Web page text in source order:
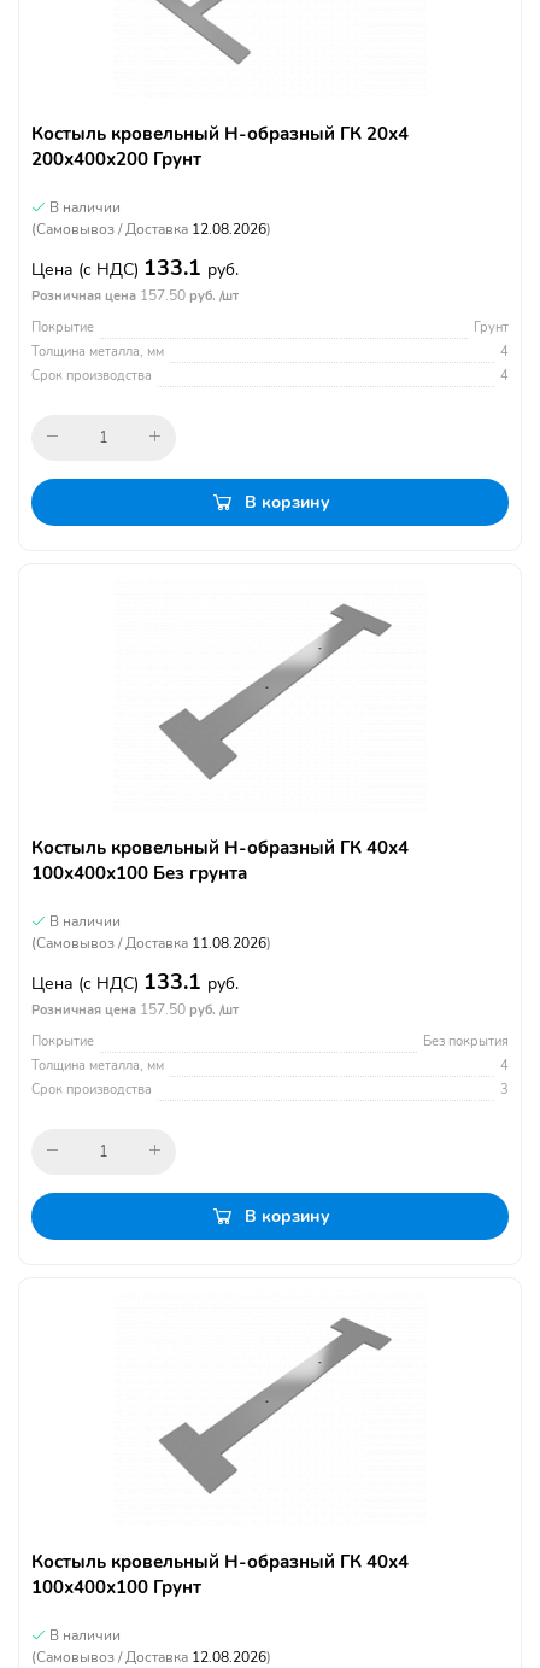
Костыль кровельный Н-образный ГК 20х4
200х400х200 Грунт
В наличии
(Самовывоз / Доставка 12.08.2026)
Цена (с НДС) 133.1 руб.
Розничная цена 157.50 руб. /шт
Покрытие
Грунт
Толщина металла, мм
4
Срок производства
4
В корзину
Костыль кровельный Н-образный ГК 40х4
100х400х100 Без грунта
В наличии
(Самовывоз / Доставка 11.08.2026)
Цена (с НДС) 133.1 руб.
Розничная цена 157.50 руб. /шт
Покрытие
Без покрытия
Толщина металла, мм
4
Срок производства
3
В корзину
Костыль кровельный Н-образный ГК 40х4
100х400х100 Грунт
В наличии
(Самовывоз / Доставка 12.08.2026)